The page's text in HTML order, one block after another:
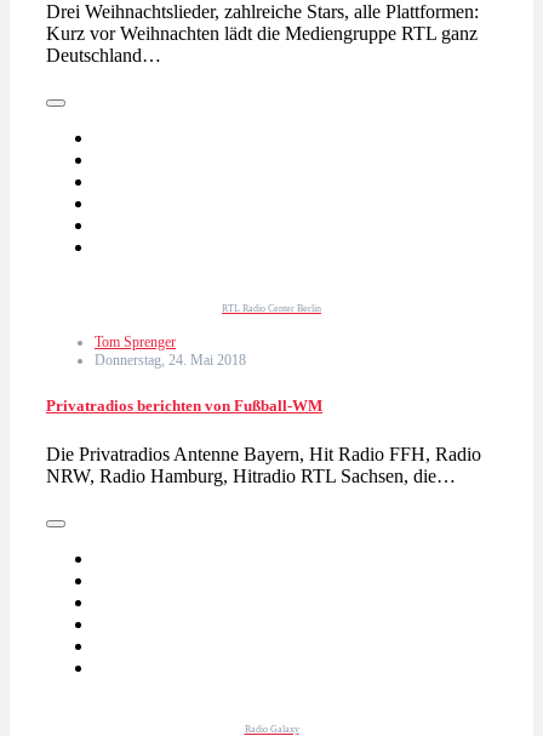
Drei Weihnachtslieder, zahlreiche Stars, alle Plattformen:
Kurz vor Weihnachten lädt die Mediengruppe RTL ganz
Deutschland…
RTL Radio Center Berlin
Tom Sprenger
Donnerstag, 24. Mai 2018
Privatradios berichten von Fußball-WM
Die Privatradios Antenne Bayern, Hit Radio FFH, Radio
NRW, Radio Hamburg, Hitradio RTL Sachsen, die…
Radio Galaxy